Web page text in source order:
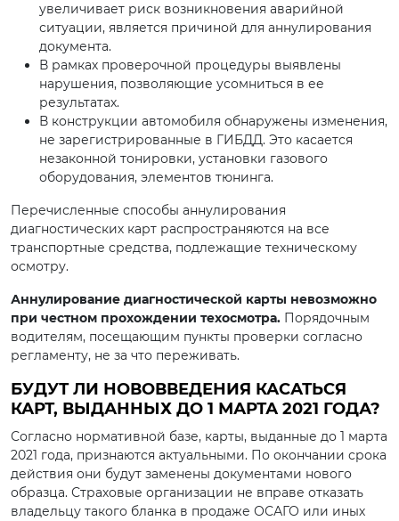
увеличивает риск возникновения аварийной
ситуации, является причиной для аннулирования
документа.
В рамках проверочной процедуры выявлены
нарушения, позволяющие усомниться в ее
результатах.
В конструкции автомобиля обнаружены изменения,
не зарегистрированные в ГИБДД. Это касается
незаконной тонировки, установки газового
оборудования, элементов тюнинга.
Перечисленные способы аннулирования
диагностических карт распространяются на все
транспортные средства, подлежащие техническому
осмотру.
Аннулирование диагностической карты невозможно
при честном прохождении техосмотра. Порядочным
водителям, посещающим пункты проверки согласно
регламенту, не за что переживать.
БУДУТ ЛИ НОВОВВЕДЕНИЯ КАСАТЬСЯ
КАРТ, ВЫДАННЫХ ДО 1 МАРТА 2021 ГОДА?
Согласно нормативной базе, карты, выданные до 1 марта
2021 года, признаются актуальными. По окончании срока
действия они будут заменены документами нового
образца. Страховые организации не вправе отказать
владельцу такого бланка в продаже ОСАГО или иных